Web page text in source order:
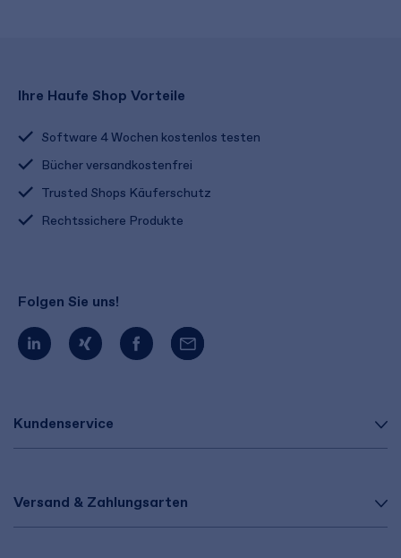
Kundenservice
Versand & Zahlungsarten
Ihre Haufe Shop Vorteile
Software 4 Wochen kostenlos testen
Bücher versandkostenfrei
Trusted Shops Käuferschutz
Rechtssichere Produkte
Folgen Sie uns!